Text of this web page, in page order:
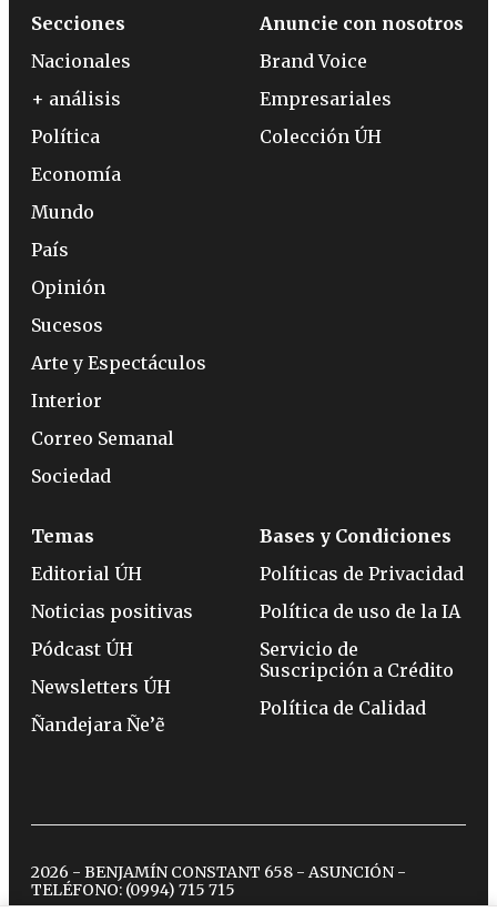
Secciones
Nacionales
+ análisis
Política
Economía
Mundo
País
Opinión
Sucesos
Arte y Espectáculos
Interior
Correo Semanal
Sociedad
Anuncie con nosotros
Brand Voice
Empresariales
Colección ÚH
Temas
Editorial ÚH
Noticias positivas
Pódcast ÚH
Newsletters ÚH
Ñandejara Ñe’ẽ
Bases y Condiciones
Políticas de Privacidad
Política de uso de la IA
Servicio de
Suscripción a Crédito
Política de Calidad
2026 - BENJAMÍN CONSTANT 658 - ASUNCIÓN -
TELÉFONO: (0994) 715 715